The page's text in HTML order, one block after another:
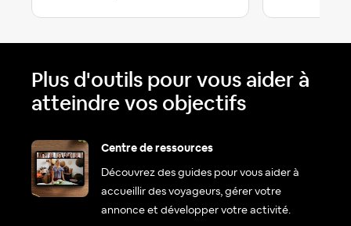
Plus d'outils pour vous aider à
atteindre vos objectifs
Centre de ressources
Découvrez des guides pour vous aider à
accueillir des voyageurs, gérer votre
annonce et développer votre activité.